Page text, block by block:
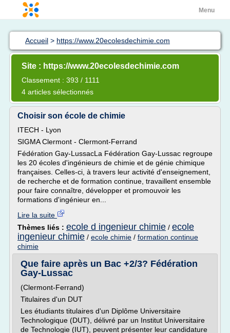
Menu
Accueil > https://www.20ecolesdechimie.com
Site : https://www.20ecolesdechimie.com
Classement : 393 / 1111
4 articles sélectionnés
Choisir son école de chimie
ITECH - Lyon
SIGMA Clermont - Clermont-Ferrand
Fédération Gay-LussacLa Fédération Gay-Lussac regroupe
les 20 écoles d'ingénieurs de chimie et de génie chimique
françaises. Celles-ci, à travers leur activité d'enseignement,
de recherche et de formation continue, travaillent ensemble
pour faire connaître, développer et promouvoir les
formations d'ingénieur en...
Lire la suite
Thèmes liés : ecole d ingenieur chimie / ecole
ingenieur chimie / ecole chimie / formation continue
chimie
Que faire après un Bac +2/3? Fédération
Gay-Lussac
(Clermont-Ferrand)
Titulaires d'un DUT
Les étudiants titulaires d'un Diplôme Universitaire
Technologique (DUT), délivré par un Institut Universitaire
de Technologie (IUT), peuvent présenter leur candidature